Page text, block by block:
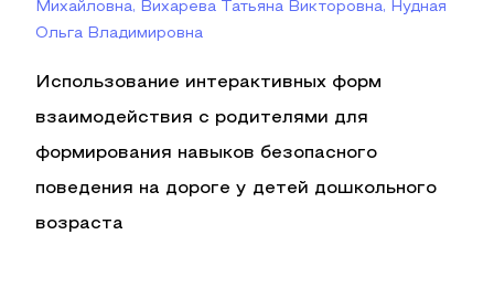
Михайловна, Вихарева Татьяна Викторовна, Нудная
Ольга Владимировна
Использование интерактивных форм
взаимодействия с родителями для
формирования навыков безопасного
поведения на дороге у детей дошкольного
возраста